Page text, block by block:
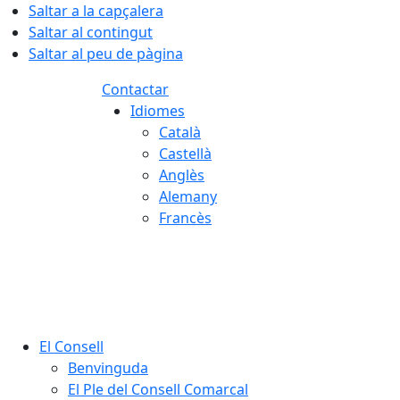
Saltar a la capçalera
Saltar al contingut
Saltar al peu de pàgina
Contactar
Idiomes
Català
Castellà
Anglès
Alemany
Francès
El Consell
Benvinguda
El Ple del Consell Comarcal